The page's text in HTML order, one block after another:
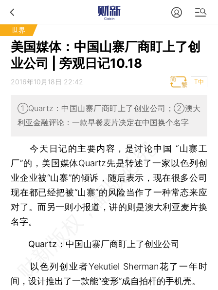
世界
美国媒体：中国山寨厂商盯上了创
业公司 | 旁观日记10.18
2016年10月18日 22:42 T中
①Quartz：中国山寨厂商盯上了创业公司；②澳大
利亚金融评论：一款早餐麦片决定在中国换个名字
今天日记的主要内容，是讨论中国 “山寨工
厂”的，美国媒体Quartz先是转述了一家以色列创
业企业被“山寨”的倾诉，随后表示，现在很多公司
现在都已经把被“山寨”的风险当作了一种常态来应
对了。而另一则小报道，讲的则是澳大利亚麦片换
名字。
Quartz：中国山寨厂商盯上了创业公司
以色列创业者Yekutiel Sherman花了一年时
间，设计推出了一款能“变形”成自拍杆的手机壳。